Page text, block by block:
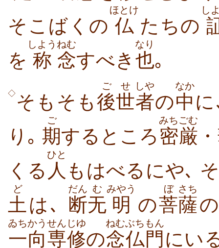
そこばくの 仏
ほとけ
たちの
し
を 称
しよう
念
ねむ
すべき 也
なり
｡
◇ そもそも後世
ごせ
者
しや
の中
なか
り｡ 期
ご
するところ 密厳
みちごむ
・
くる 人
ひと
もはべるにや､
土
ど
は､ 断
だん
无
む
明
みやう
の菩
ぼ
薩
さち
一向
ゐちかう
専修
せんじゆ
の念仏
ねむぶち
門
もん
にい